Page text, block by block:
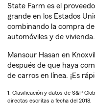
State Farm es el
grande en los Estados
combinando la compra
automóviles y de vivienda.
Mansour Hasan en
después de que haya
de carros en línea. ¡Es
1. Clasificación y datos de S&P
directas escritas a fecha del 2018.